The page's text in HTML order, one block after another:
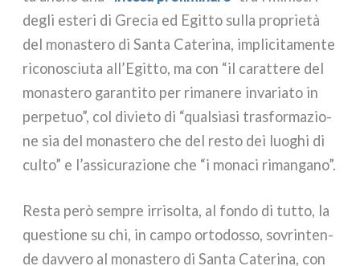
degli este­ri di Grecia ed Egitto sul­la pro­prie­tà
del mona­ste­ro di Santa Caterina, impli­ci­ta­men­te
rico­no­sciu­ta all’Egitto, ma con “il carat­te­re del
mona­ste­ro garan­ti­to per rima­ne­re inva­ria­to in
per­pe­tuo”, col divie­to di “qual­sia­si tra­sfor­ma­zio­
ne sia del mona­ste­ro che del resto dei luo­ghi di
cul­to” e l’assicurazione che “i mona­ci riman­ga­no”.
Resta però sem­pre irri­sol­ta, al fon­do di tut­to, la
que­stio­ne su chi, in cam­po orto­dos­so, sovrin­ten­
de dav­ve­ro al mona­ste­ro di Santa Caterina, con